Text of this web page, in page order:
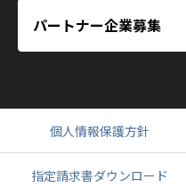
パートナー企業募集
個人情報保護方針
指定請求書ダウンロード